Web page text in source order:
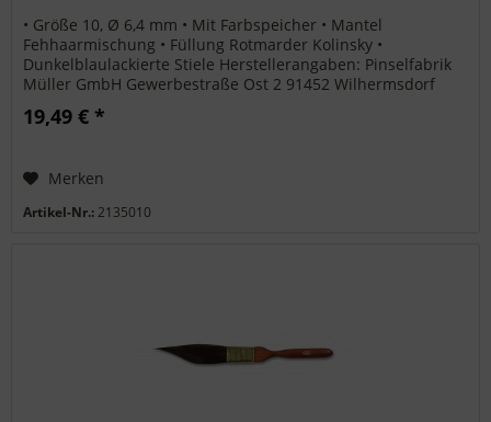
• Größe 10, Ø 6,4 mm • Mit Farbspeicher • Mantel
Fehhaarmischung • Füllung Rotmarder Kolinsky •
Dunkelblaulackierte Stiele Herstellerangaben: Pinselfabrik
Müller GmbH Gewerbestraße Ost 2 91452 Wilhermsdorf
info@pinselmueller.de
19,49 € *
Merken
Artikel-Nr.:2135010